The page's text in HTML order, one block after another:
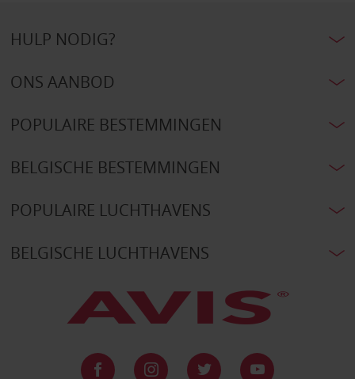
HULP NODIG?
ONS AANBOD
POPULAIRE BESTEMMINGEN
BELGISCHE BESTEMMINGEN
POPULAIRE LUCHTHAVENS
BELGISCHE LUCHTHAVENS